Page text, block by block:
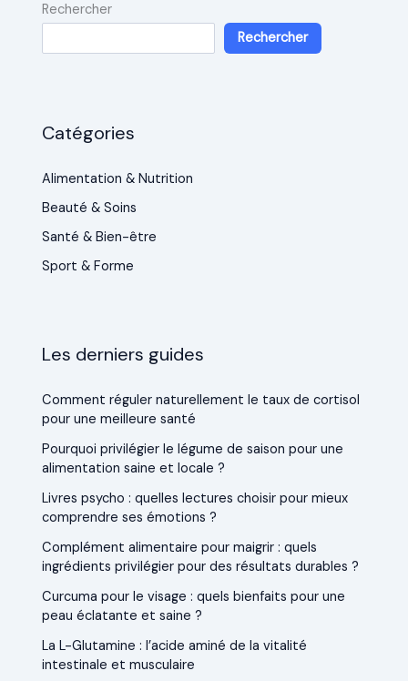
Rechercher
Rechercher
Catégories
Alimentation & Nutrition
Beauté & Soins
Santé & Bien-être
Sport & Forme
Les derniers guides
Comment réguler naturellement le taux de cortisol
pour une meilleure santé
Pourquoi privilégier le légume de saison pour une
alimentation saine et locale ?
Livres psycho : quelles lectures choisir pour mieux
comprendre ses émotions ?
Complément alimentaire pour maigrir : quels
ingrédients privilégier pour des résultats durables ?
Curcuma pour le visage : quels bienfaits pour une
peau éclatante et saine ?
La L-Glutamine : l’acide aminé de la vitalité
intestinale et musculaire